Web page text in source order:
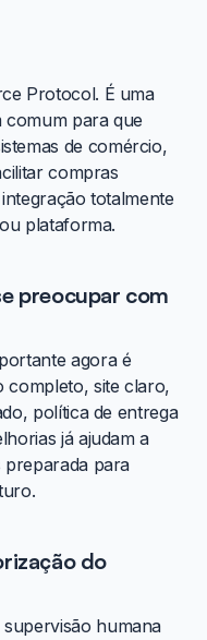
Protocol. É uma
comum para que
de comércio,
compras
totalmente
plataforma.
preocupar com
agora é
completo, site claro,
política de entrega
já ajudam a
preparada para
do
humana